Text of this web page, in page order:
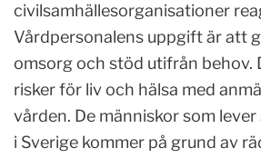
civilsamhällesorganisationer
Vårdpersonalens uppgift är att
omsorg och stöd utifrån behov.
risker för liv och hälsa med
vården. De människor som
i Sverige kommer på grund av